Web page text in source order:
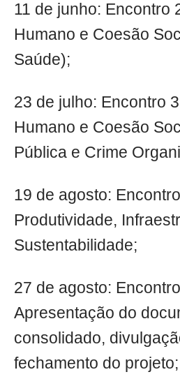
11 de junho: Encontro
Humano e Coesão
Saúde);
23 de julho: Encontro
Humano e Coesão
Pública e Crime
19 de agosto:
Produtividade,
Sustentabilidade;
27 de agosto:
Apresentação do
consolidado,
fechamento do projeto;